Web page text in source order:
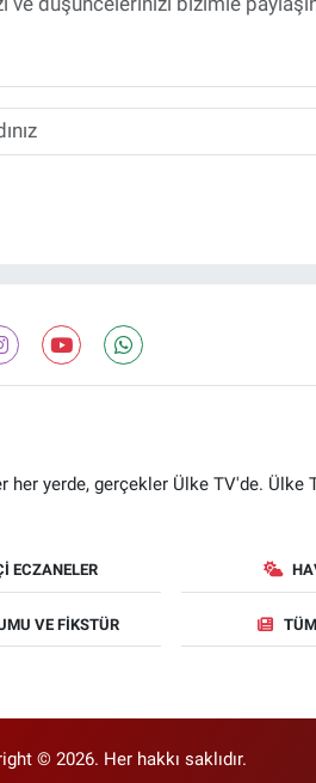
her yerde, gerçekler Ülke TV'de. Ülke
ECZANELER
VE FIKSTÜR
© 2026. Her hakkı saklıdır.